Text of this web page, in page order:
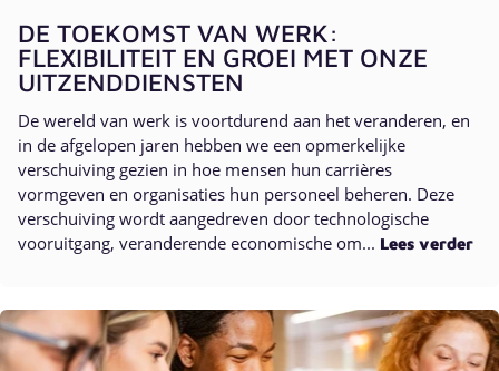
DE TOEKOMST VAN WERK:
FLEXIBILITEIT EN GROEI MET ONZE
UITZENDDIENSTEN
De wereld van werk is voortdurend aan het veranderen, en
in de afgelopen jaren hebben we een opmerkelijke
verschuiving gezien in hoe mensen hun carrières
vormgeven en organisaties hun personeel beheren. Deze
verschuiving wordt aangedreven door technologische
vooruitgang, veranderende economische om... Lees verder